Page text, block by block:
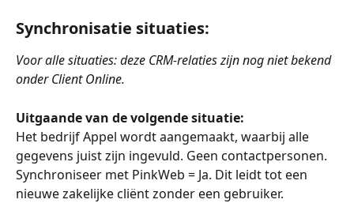
Synchronisatie situaties:
Voor alle situaties: deze CRM-relaties zijn nog niet bekend
onder Client Online.
Uitgaande van de volgende situatie:
Het bedrijf Appel wordt aangemaakt, waarbij alle
gegevens juist zijn ingevuld. Geen contactpersonen.
Synchroniseer met PinkWeb = Ja. Dit leidt tot een
nieuwe zakelijke cliënt zonder een gebruiker.